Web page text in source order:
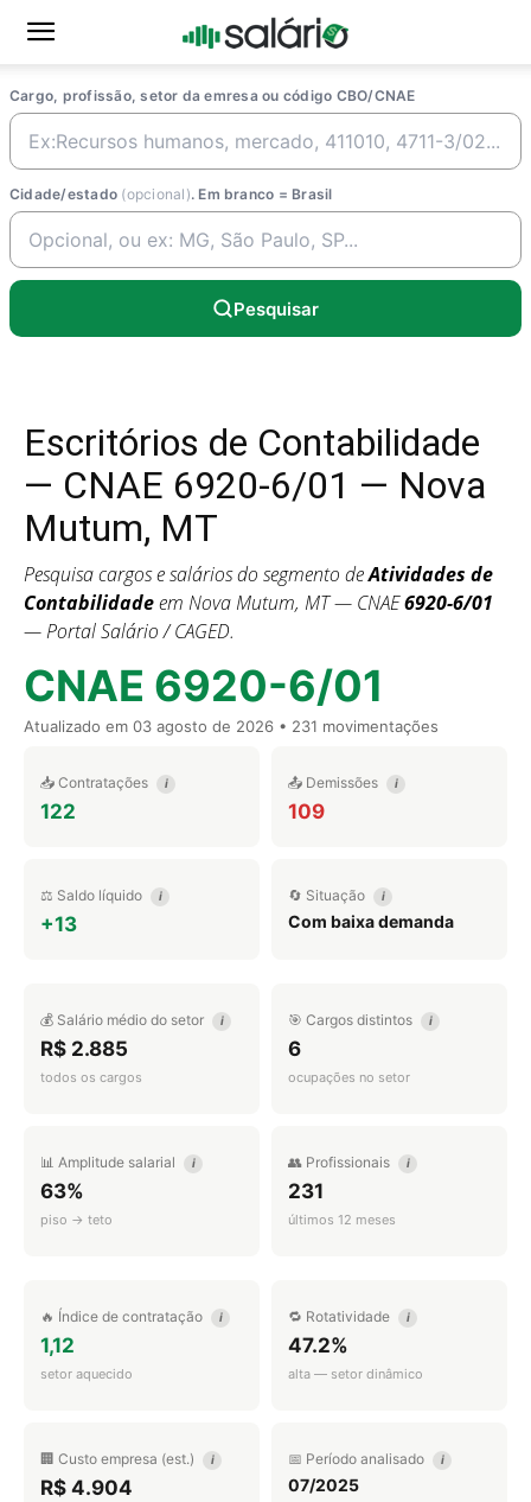
Cargo, profissão, setor da emresa ou código CBO/CNAE
Cidade/estado (opcional). Em branco = Brasil
Pesquisar
Escritórios de Contabilidade
— CNAE 6920-6/01 — Nova
Mutum, MT
Pesquisa cargos e salários do segmento deAtividades de
Contabilidadeem Nova Mutum, MT — CNAE6920-6/01
— Portal Salário / CAGED.
CNAE 6920-6/01
Atualizado em 03 agosto de 2026 • 231 movimentações
📥 Contratações i
122
📤 Demissões i
109
⚖️ Saldo líquido i
+13
🔄 Situação i
Com baixa demanda
💰 Salário médio do setor i
R$ 2.885
todos os cargos
🎯 Cargos distintos i
6
ocupações no setor
📊 Amplitude salarial i
63%
piso → teto
👥 Profissionais i
231
últimos 12 meses
🔥 Índice de contratação i
1,12
setor aquecido
🔁 Rotatividade i
47.2%
alta — setor dinâmico
🏢 Custo empresa (est.) i
R$ 4.904
📅 Período analisado i
07/2025